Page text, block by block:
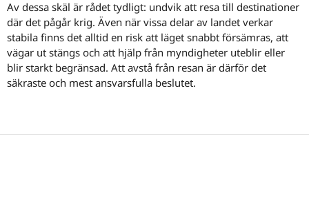
Av dessa skäl är rådet tydligt: undvik att resa till destinationer
där det pågår krig. Även när vissa delar av landet verkar
stabila finns det alltid en risk att läget snabbt försämras, att
vägar ut stängs och att hjälp från myndigheter uteblir eller
blir starkt begränsad. Att avstå från resan är därför det
säkraste och mest ansvarsfulla beslutet.